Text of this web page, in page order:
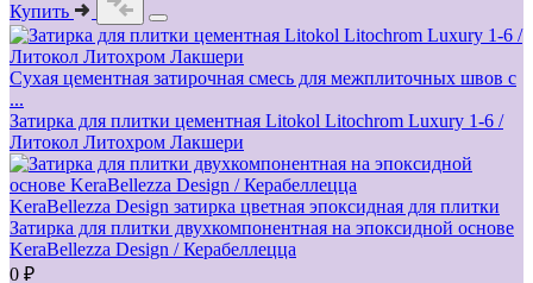
Купить
Сухая цементная затирочная смесь для межплиточных швов с
...
Затирка для плитки цементная Litokol Litochrom Luxury 1-6 /
Литокол Литохром Лакшери
KeraBellezza Design затирка цветная эпоксидная для плитки
Затирка для плитки двухкомпонентная на эпоксидной основе
KeraBellezza Design / Керабеллецца
0 ₽